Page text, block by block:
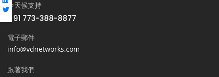
全天候支持
+91 773-388-8877
電子郵件
info@vdnetworks.com
跟著我們